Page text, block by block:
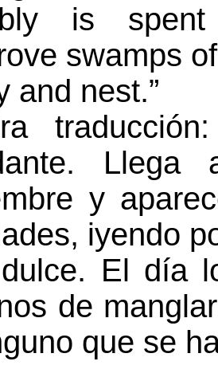
is
swamps
and nest.”
y
iyendo
El día
de
que se